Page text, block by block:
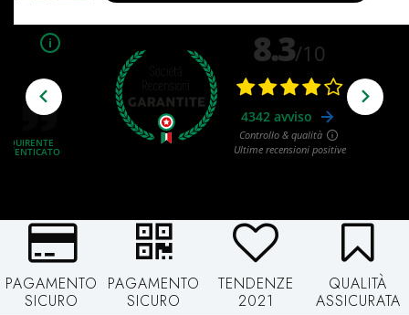
PAGAMENTO
SICURO
PAGAMENTO
SICURO
TENDENZE
2021
QUALITÀ
ASSICURATA